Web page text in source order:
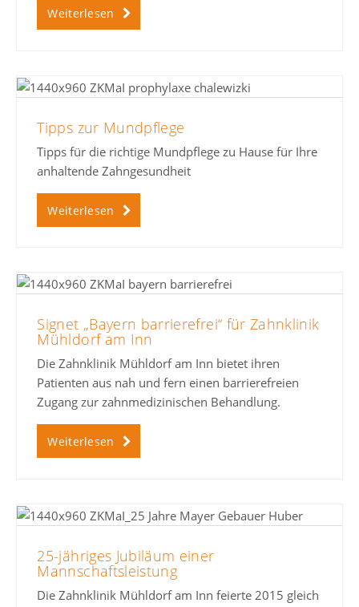
Weiterlesen
Tipps zur Mundpflege
Tipps für die richtige Mundpflege zu Hause für Ihre
anhaltende Zahngesundheit
Weiterlesen
Signet „Bayern barrierefrei“ für Zahnklinik
Mühldorf am Inn
Die Zahnklinik Mühldorf am Inn bietet ihren
Patienten aus nah und fern einen barrierefreien
Zugang zur zahnmedizinischen Behandlung.
Weiterlesen
25-jähriges Jubiläum einer
Mannschaftsleistung
Die Zahnklinik Mühldorf am Inn feierte 2015 gleich